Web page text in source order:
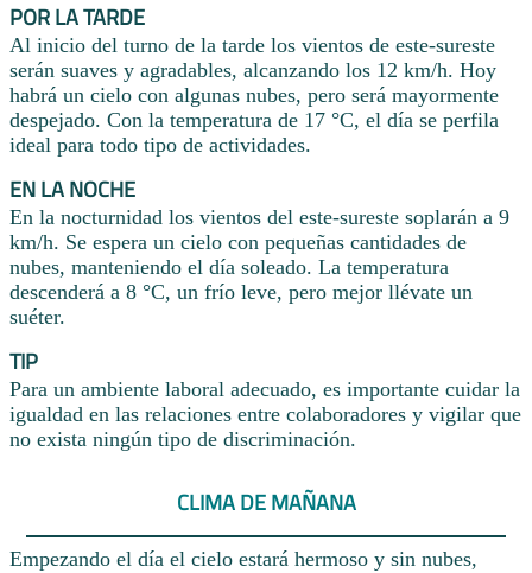
POR LA TARDE
Al inicio del turno de la tarde los vientos de este-sureste
serán suaves y agradables, alcanzando los 12 km/h. Hoy
habrá un cielo con algunas nubes, pero será mayormente
despejado. Con la temperatura de 17 °C, el día se perfila
ideal para todo tipo de actividades.
EN LA NOCHE
En la nocturnidad los vientos del este-sureste soplarán a 9
km/h. Se espera un cielo con pequeñas cantidades de
nubes, manteniendo el día soleado. La temperatura
descenderá a 8 °C, un frío leve, pero mejor llévate un
suéter.
TIP
Para un ambiente laboral adecuado, es importante cuidar la
igualdad en las relaciones entre colaboradores y vigilar que
no exista ningún tipo de discriminación.
CLIMA DE MAÑANA
Empezando el día el cielo estará hermoso y sin nubes,